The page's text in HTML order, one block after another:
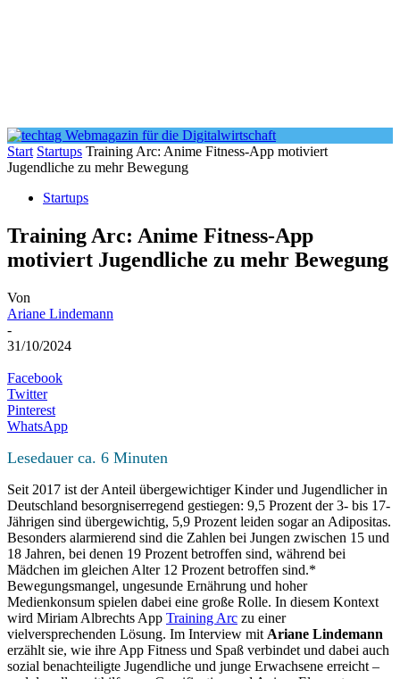
Start Startups Training Arc: Anime Fitness-App motiviert
Jugendliche zu mehr Bewegung
Startups
Training Arc: Anime Fitness-App
motiviert Jugendliche zu mehr Bewegung
Von
Ariane Lindemann
-
31/10/2024
Facebook
Twitter
Pinterest
WhatsApp
Lesedauer ca. 6 Minuten
Seit 2017 ist der Anteil übergewichtiger Kinder und Jugendlicher in
Deutschland besorgniserregend gestiegen: 9,5 Prozent der 3- bis 17-
Jährigen sind übergewichtig, 5,9 Prozent leiden sogar an Adipositas.
Besonders alarmierend sind die Zahlen bei Jungen zwischen 15 und
18 Jahren, bei denen 19 Prozent betroffen sind, während bei
Mädchen im gleichen Alter 12 Prozent betroffen sind.*
Bewegungsmangel, ungesunde Ernährung und hoher
Medienkonsum spielen dabei eine große Rolle. In diesem Kontext
wird Miriam Albrechts App Training Arc zu einer
vielversprechenden Lösung. Im Interview mit Ariane Lindemann
erzählt sie, wie ihre App Fitness und Spaß verbindet und dabei auch
sozial benachteiligte Jugendliche und junge Erwachsene erreicht –